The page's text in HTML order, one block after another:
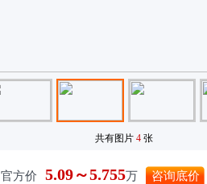
共有图片 4 张
官方价 5.09～5.755万 咨询底价